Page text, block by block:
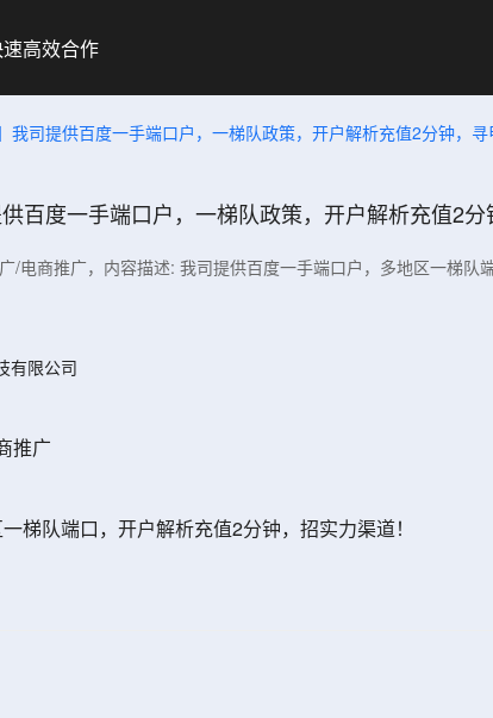
高效合作
我司提供百度一手端口户，一梯队政策，开户解析充值2分钟，寻
供百度一手端口户，一梯队政策，开户解析充值2分
/电商推广，内容描述: 我司提供百度一手端口户，多地区一梯
有限公司
推广
梯队端口，开户解析充值2分钟，招实力渠道！